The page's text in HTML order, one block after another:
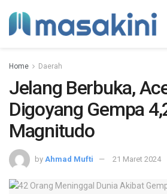
Home Daerah
Jelang Berbuka,
Digoyang Gempa
Magnitudo
by Ahmad Mufti 21 Maret 2024